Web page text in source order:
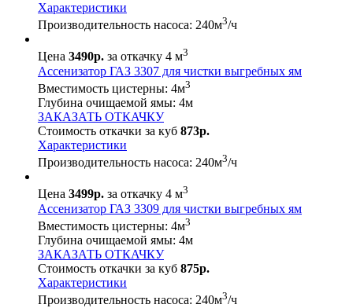
Характеристики
Производительность насоса: 240м3/ч
Цена 3490р. за откачку 4 м3
Ассенизатор ГАЗ 3307 для чистки выгребных ям
Вместимость цистерны: 4м3
Глубина очищаемой ямы: 4м
ЗАКАЗАТЬ ОТКАЧКУ
Стоимость откачки за куб 873р.
Характеристики
Производительность насоса: 240м3/ч
Цена 3499р. за откачку 4 м3
Ассенизатор ГАЗ 3309 для чистки выгребных ям
Вместимость цистерны: 4м3
Глубина очищаемой ямы: 4м
ЗАКАЗАТЬ ОТКАЧКУ
Стоимость откачки за куб 875р.
Характеристики
Производительность насоса: 240м3/ч